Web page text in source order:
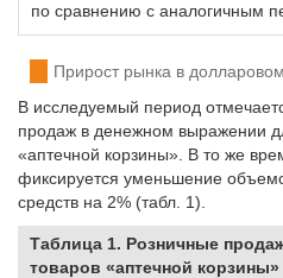
по сравнению с аналогичным
Прирост рынка в
В исследуемый период
продаж в денежном выражении
«аптечной корзины». В то же
фиксируется уменьшение
средств на 2% (табл. 1).
Таблица 1. Розничные
товаров «аптечной